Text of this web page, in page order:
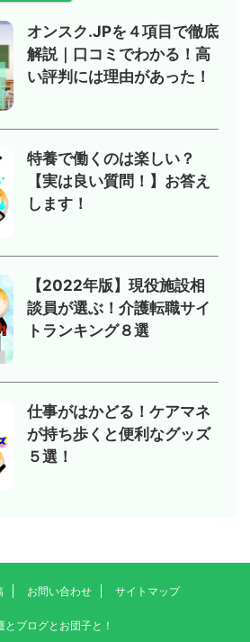
オンスク.JPを４項目で徹底
解説｜口コミでわかる！高
い評判には理由があった！
特養で働くのは楽しい？
【実は良い質問！】お答え
します！
【2022年版】現役施設相
談員が選ぶ！介護転職サイ
トランキング８選
仕事がはかどる！ケアマネ
が持ち歩くと便利なグッズ
５選！
お問い合わせ サイトマップ
とブログとお団子と！